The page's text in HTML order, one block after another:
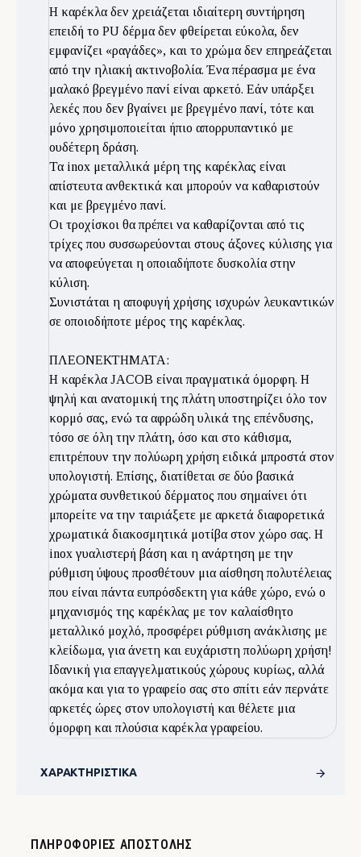
Η καρέκλα δεν χρειάζεται ιδιαίτερη συντήρηση
επειδή το PU δέρμα δεν φθείρεται εύκολα, δεν
εμφανίζει «ραγάδες», και το χρώμα δεν επηρεάζεται
από την ηλιακή ακτινοβολία. Ένα πέρασμα με ένα
μαλακό βρεγμένο πανί είναι αρκετό. Εάν υπάρξει
λεκές που δεν βγαίνει με βρεγμένο πανί, τότε και
μόνο χρησιμοποιείται ήπιο απορρυπαντικό με
ουδέτερη δράση.
Τα inox μεταλλικά μέρη της καρέκλας είναι
απίστευτα ανθεκτικά και μπορούν να καθαριστούν
και με βρεγμένο πανί.
Οι τροχίσκοι θα πρέπει να καθαρίζονται από τις
τρίχες που συσσωρεύονται στους άξονες κύλισης για
να αποφεύγεται η οποιαδήποτε δυσκολία στην
κύλιση.
Συνιστάται η αποφυγή χρήσης ισχυρών λευκαντικών
σε οποιοδήποτε μέρος της καρέκλας.
ΠΛΕΟΝΕΚΤΗΜΑΤΑ:
Η καρέκλα JACOB είναι πραγματικά όμορφη. Η
ψηλή και ανατομική της πλάτη υποστηρίζει όλο τον
κορμό σας, ενώ τα αφρώδη υλικά της επένδυσης,
τόσο σε όλη την πλάτη, όσο και στο κάθισμα,
επιτρέπουν την πολύωρη χρήση ειδικά μπροστά στον
υπολογιστή. Επίσης, διατίθεται σε δύο βασικά
χρώματα συνθετικού δέρματος που σημαίνει ότι
μπορείτε να την ταιριάξετε με αρκετά διαφορετικά
χρωματικά διακοσμητικά μοτίβα στον χώρο σας. Η
inox γυαλιστερή βάση και η ανάρτηση με την
ρύθμιση ύψους προσθέτουν μια αίσθηση πολυτέλειας
που είναι πάντα ευπρόσδεκτη για κάθε χώρο, ενώ ο
μηχανισμός της καρέκλας με τον καλαίσθητο
μεταλλικό μοχλό, προσφέρει ρύθμιση ανάκλισης με
κλείδωμα, για άνετη και ευχάριστη πολύωρη χρήση!
Ιδανική για επαγγελματικούς χώρους κυρίως, αλλά
ακόμα και για το γραφείο σας στο σπίτι εάν περνάτε
αρκετές ώρες στον υπολογιστή και θέλετε μια
όμορφη και πλούσια καρέκλα γραφείου.
ΧΑΡΑΚΤΗΡΙΣΤΙΚΆ
ΠΛΗΡΟΦΟΡΊΕΣ ΑΠΟΣΤΟΛΉΣ